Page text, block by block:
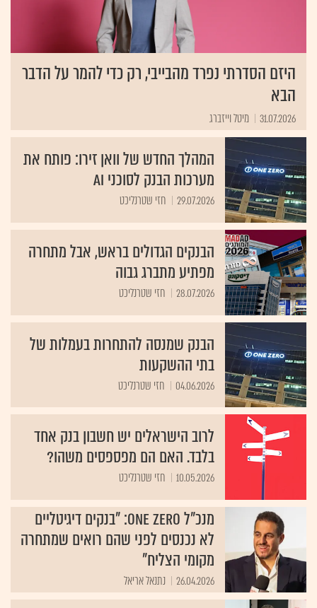
היזם הסדרתי נפרד מהבייבי, רק כדי להמר על הדבר
הבא
31.07.2026 מיטל וייזברג
המהלך החדש של וואן זירו: פותח את
מערכות הבנק לסוכני AI
29.07.2026 חזי שטרנליכט
הבנקים הגדולים בראש, אבל מתחרה
מפתיע מתברג גבוה
28.07.2026 חזי שטרנליכט
הבנק שמנסה להתחרות בעמלות של
בתי ההשקעות
04.06.2026 חזי שטרנליכט
לרוב הישראלים יש חשבון בנק אחד
בלבד. האם הם מפספסים משהו?
10.05.2026 חזי שטרנליכט
מנכ"ל ONE ZERO: "בנקים דיגיטליים
לא נכנסים לפני שהם רואים שמתחרה
מקומי הצליח"
26.04.2026 נתנאל אריאל